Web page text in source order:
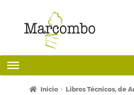
Inicio
Libros Técnicos, de